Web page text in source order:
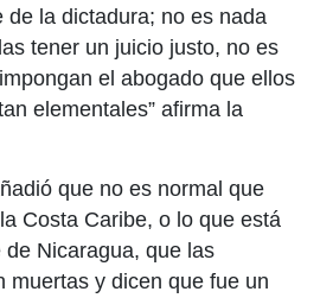
de la dictadura; no es nada
tener un juicio justo, no es
el abogado que ellos
elementales” afirma la
que no es normal que
Costa Caribe, o lo que está
Nicaragua, que las
muertas y dicen que fue un